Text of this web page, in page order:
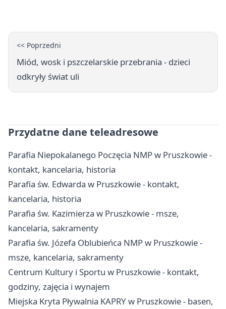
<< Poprzedni
Miód, wosk i pszczelarskie przebrania - dzieci
odkryły świat uli
Przydatne dane teleadresowe
Parafia Niepokalanego Poczęcia NMP w Pruszkowie -
kontakt, kancelaria, historia
Parafia św. Edwarda w Pruszkowie - kontakt,
kancelaria, historia
Parafia św. Kazimierza w Pruszkowie - msze,
kancelaria, sakramenty
Parafia św. Józefa Oblubieńca NMP w Pruszkowie -
msze, kancelaria, sakramenty
Centrum Kultury i Sportu w Pruszkowie - kontakt,
godziny, zajęcia i wynajem
Miejska Kryta Pływalnia KAPRY w Pruszkowie - basen,